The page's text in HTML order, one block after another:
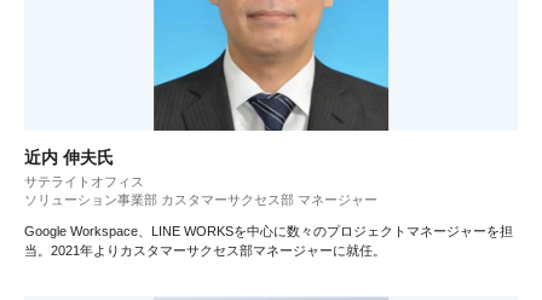
近内 伸夫氏
サテライトオフィス
ソリューション事業部 カスタマーサクセス部 マネージャー
Google Workspace、LINE WORKSを中心に数々のプロジェクトマネージャーを担
当。2021年よりカスタマーサクセス部マネージャーに就任。